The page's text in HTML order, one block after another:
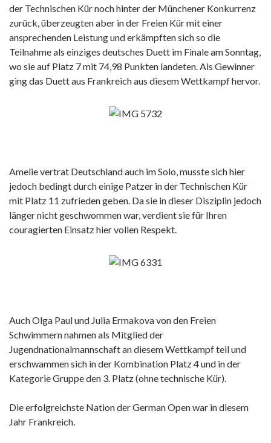
der Technischen Kür noch hinter der Münchener Konkurrenz
zurück, überzeugten aber in der Freien Kür mit einer
ansprechenden Leistung und erkämpften sich so die
Teilnahme als einziges deutsches Duett im Finale am Sonntag,
wo sie auf Platz 7 mit 74,98 Punkten landeten. Als Gewinner
ging das Duett aus Frankreich aus diesem Wettkampf hervor.
Amelie vertrat Deutschland auch im Solo, musste sich hier
jedoch bedingt durch einige Patzer in der Technischen Kür
mit Platz 11 zufrieden geben. Da sie in dieser Disziplin jedoch
länger nicht geschwommen war, verdient sie für Ihren
couragierten Einsatz hier vollen Respekt.
Auch Olga Paul und Julia Ermakova von den Freien
Schwimmern nahmen als Mitglied der
Jugendnationalmannschaft an diesem Wettkampf teil und
erschwammen sich in der Kombination Platz 4 und in der
Kategorie Gruppe den 3. Platz (ohne technische Kür).
Die erfolgreichste Nation der German Open war in diesem
Jahr Frankreich.